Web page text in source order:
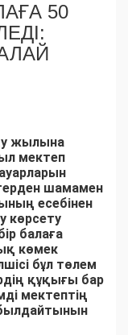
50
жылына
мектеп
шамамен
есебінен
көрсету
балаға
көмек
бұл төлем
құқығы бар
мектептің